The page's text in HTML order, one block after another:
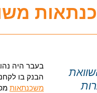
בעבר היה
הבנק בו
משכנתאות